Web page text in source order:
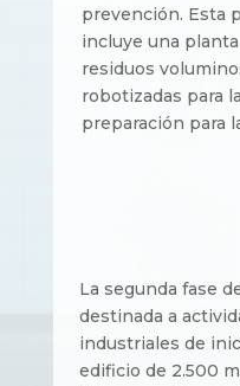
prevención. Esta
incluye una
residuos
robotizadas para
preparación para
La segunda fase
destinada a
industriales de
edificio de 2.500